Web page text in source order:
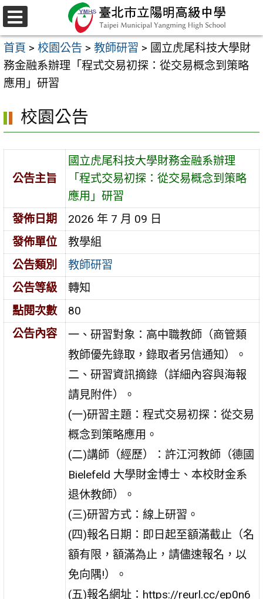
跳
至
主
要
內
區
選
單
首頁 > 校園公告 > 教師研習 > 國立虎尾科技大學財
務金融系辦理「程式交易初探：從交易概念到策略
應用」研習
校園公告
公告主旨
國立虎尾科技大學財務金融系辦理
「程式交易初探：從交易概念到策略
應用」研習
發佈日期
2026 年 7 月 09 日
發佈單位
教學組
公告類別
教師研習
公告等級
轉知
點閱次數
80
公告內容
一、研習對象：高中職教師（商管類
教師優先錄取，錄取者另信通知）。
二、研習資訊摘錄（詳細內容與海報
請見附件）。
(一)研習主題：程式交易初探：從交易
概念到策略應用。
(二)講師（經歷）：許江河教師（德國
Bielefeld 大學財金博士、本校財金系
退休教師）。
(三)研習方式：線上研習。
(四)報名日期：即日起至額滿截止（名
額有限，額滿為止，請儘速報名，以
免向隅!）。
(五)報名網址：https://reurl.cc/ep0n6